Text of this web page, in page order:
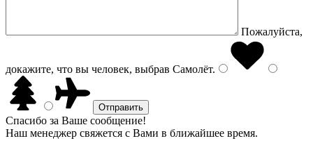
Пожалуйста,
докажите, что вы человек, выбрав Самолёт.
Спасибо за Ваше сообщение!
Наш менеджер свяжется с Вами в ближайшее время.